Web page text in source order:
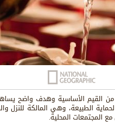
من القيم الأساسية وهدف واضح
الطبيعة، وهي المالكة للنزل
المجتمعات المحلية.